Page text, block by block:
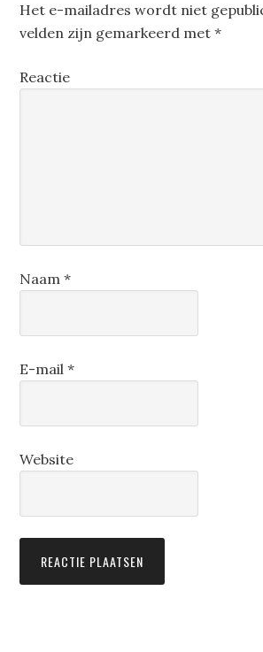
Het e-mailadres wordt niet
velden zijn gemarkeerd met*
Reactie
Naam*
E-mail*
Website